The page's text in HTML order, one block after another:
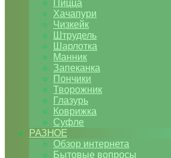
Пицца
Хачапури
Чизкейк
Штрудель
Шарлотка
Манник
Запеканка
Пончики
Творожник
Глазурь
Коврижка
Суфле
РАЗНОЕ
Обзор интернета
Бытовые вопросы